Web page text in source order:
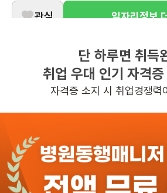
관심 일자리정보
도보 1분 ~ 6분 예상
[하계동] 4등급 남자어르신
급여
근무유형
방문요양
어르신정보
남성 · 4등급
단 하루면 취득
취업 우대 인기 자격
자격증 소지 시 취업경쟁력